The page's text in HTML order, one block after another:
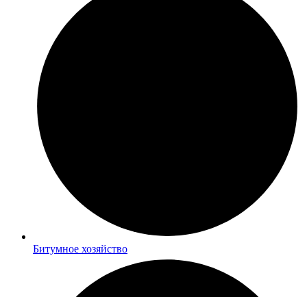
Битумное хозяйство